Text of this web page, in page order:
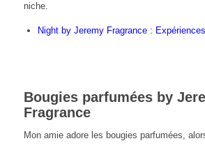
niche.
Night by Jeremy Fragrance : Expériences
Bougies parfumées by
Fragrance
Mon amie adore les bougies parfumées,